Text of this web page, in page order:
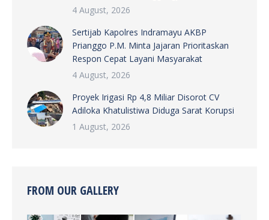
4 August, 2026
Sertijab Kapolres Indramayu AKBP
Prianggo P.M. Minta Jajaran Prioritaskan
Respon Cepat Layani Masyarakat
4 August, 2026
Proyek Irigasi Rp 4,8 Miliar Disorot CV
Adiloka Khatulistiwa Diduga Sarat Korupsi
1 August, 2026
FROM OUR GALLERY